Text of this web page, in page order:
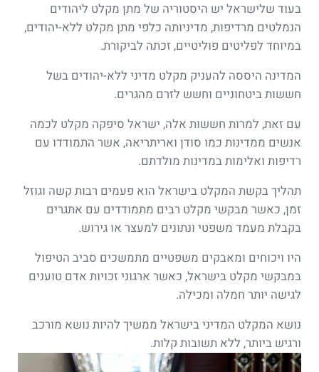
בעוד שלישראל יש היסטוריה של מתן מקלט ליהודים
הנמלטים מרדיפות, מדיניותה כלפי מתן מקלט ללא-יהודים,
במיוחד לפליטים פוליטיים, זכתה לביקורת.
המדינה היססה להעניק מקלט מדיני ללא-יהודים בשל
חששות ביטחוניים וחשש לזרם מהגרים.
עם זאת, למרות חששות אלה, ישראל סיפקה מקלט לכמה
אנשים ממדינות כמו סודן ואריתריאה, אשר התמודדו עם
רדיפות ואלימות במדינות מולדתם.
תהליך בקשת המקלט בישראל הוא פעמים רבות קשה וגוזל
זמן, כאשר מבקשי מקלט רבים מתמודדים עם אתגרים
בקבלת מעמד משפטי ונתונים למעצר או גירוש.
היו ויכוחים ומאבקים משפטיים מתמשכים סביב הטיפול
במבקשי מקלט בישראל, כאשר ארגוני זכויות אדם טוענים
לגישה יותר חמלה ומכילה.
נושא המקלט המדיני בישראל ממשיך להיות נושא מורכב
ורגיש ביותר, ללא תשובות קלות.